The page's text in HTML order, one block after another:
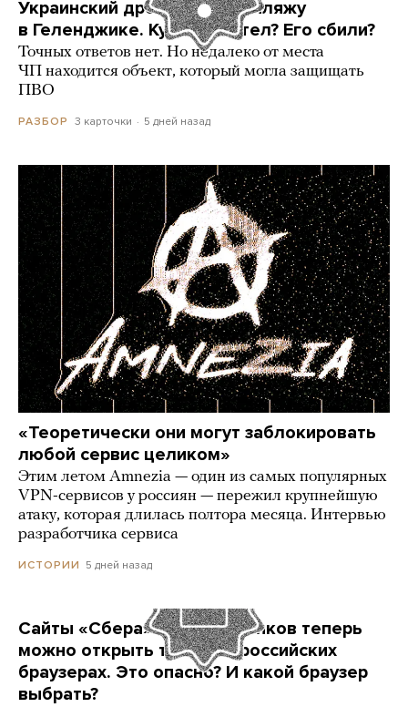
Украинский дрон попал по пляжу
в Геленджике. Куда он летел? Его сбили?
Точных ответов нет. Но недалеко от места
ЧП находится объект, который могла защищать
ПВО
РАЗБОР 3 карточки 5 дней назад
«Теоретически они могут заблокировать
любой сервис целиком»
Этим летом Amnezia — один из самых популярных
VPN-сервисов у россиян — пережил крупнейшую
атаку, которая длилась полтора месяца. Интервью
разработчика сервиса
ИСТОРИИ 5 дней назад
Сайты «Сбера» и других банков теперь
можно открыть только в российских
браузерах. Это опасно? И какой браузер
выбрать?